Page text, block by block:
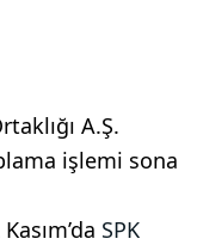
A.Ş.
işlemi sona
SPK